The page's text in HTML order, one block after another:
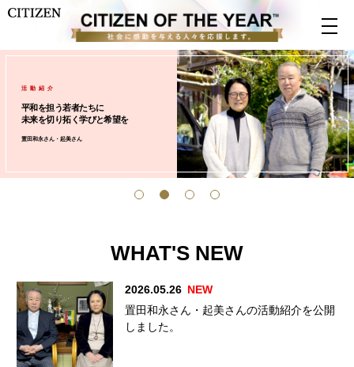
活 動 紹 介
平和を担う若者たちに
未来を切り拓く学びと希望を
置田和永さん・起美さん
WHAT'S NEW
2026.05.26
置田和永さん・起美さんの活動紹介を公開
しました。